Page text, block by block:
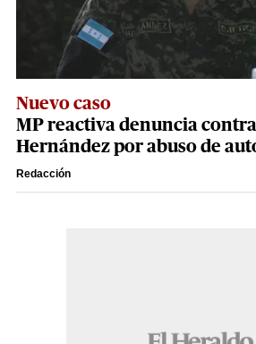
Nuevo caso
MP reactiva denuncia
Hernández por abuso de
Redacción